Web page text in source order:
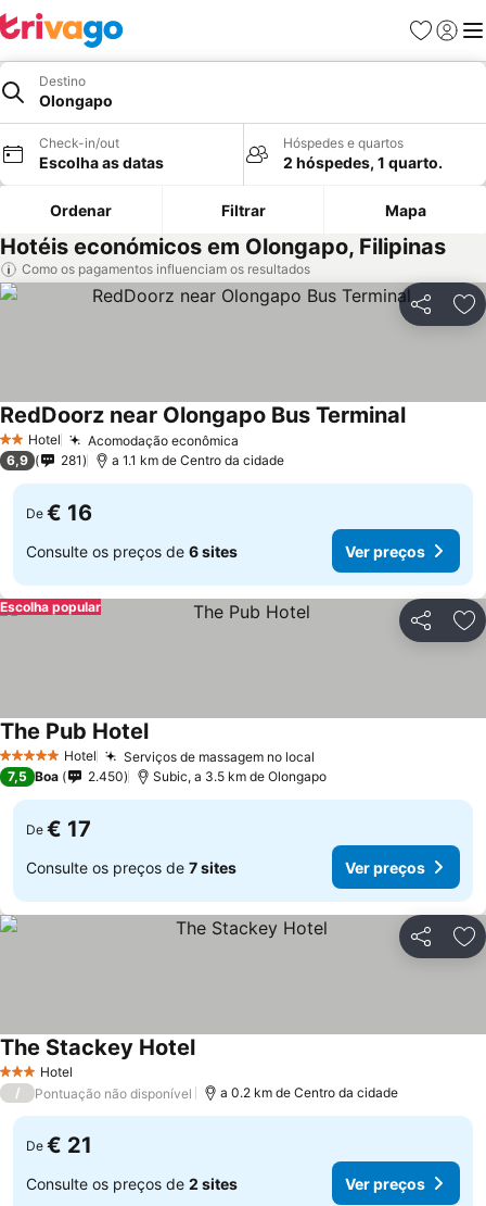
Favoritos
Iniciar
Destino
Olongapo
Check-in/out
Escolha as datas
Hóspedes e quartos
2 hóspedes, 1 quarto.
Ordenar Filtrar Mapa
Hotéis económicos em Olongapo, Filipinas
Como os pagamentos influenciam os resultados
Partilhar
2 Estrelas
Hotel Acomodação econômica
RedDoorz near Olongapo Bus Terminal
6,9 281 a 1.1 km de Centro da cidade
De € 16
Consulte os preços de 6 sites Ver preços
Partilhar
Escolha popular
5 Estrelas Hotel Serviços de massagem no local
The Pub Hotel
7,5 Boa 2.450 Subic, a 3.5 km de Olongapo
De € 17
Consulte os preços de 7 sites Ver preços
Partilhar
3 EstrelasHotel
The Stackey Hotel
/ Pontuação não disponível a 0.2 km de Centro da cidade
De € 21
Consulte os preços de 2 sites Ver preços